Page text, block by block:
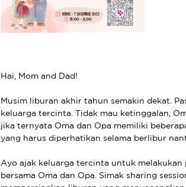
Hai, Mom and Dad!
Musim liburan akhir tahun semakin dekat.
keluarga tercinta. Tidak mau ketinggalan,
jika ternyata Oma dan Opa memiliki
yang harus diperhatikan selama berlibur
Ayo ajak keluarga tercinta untuk
bersama Oma dan Opa. Simak sharing